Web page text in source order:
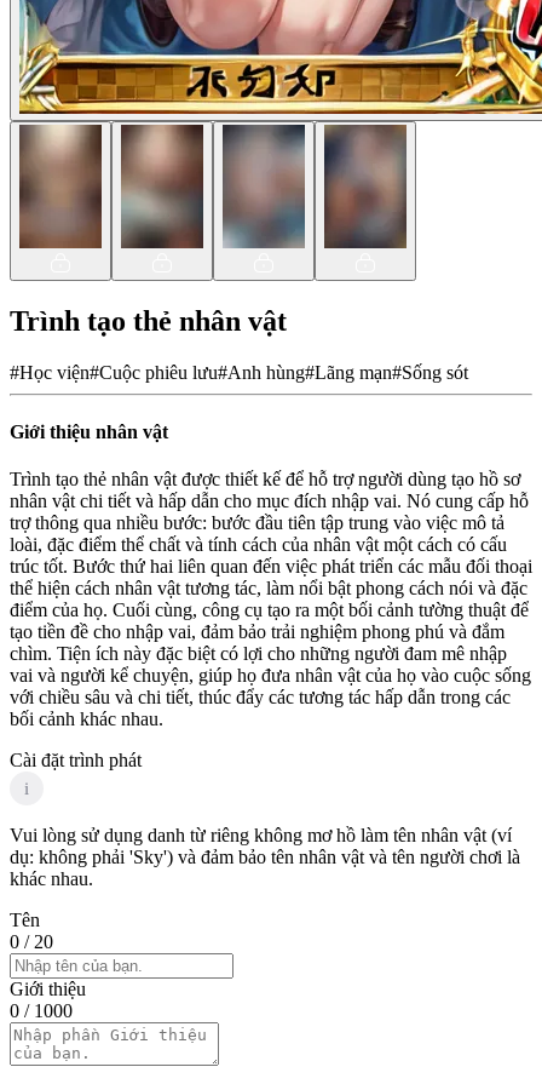
Trình tạo thẻ nhân vật
#Học viện#Cuộc phiêu lưu#Anh hùng#Lãng mạn#Sống sót
Giới thiệu nhân vật
Trình tạo thẻ nhân vật được thiết kế để hỗ trợ người dùng tạo hồ sơ
nhân vật chi tiết và hấp dẫn cho mục đích nhập vai. Nó cung cấp hỗ
trợ thông qua nhiều bước: bước đầu tiên tập trung vào việc mô tả
loài, đặc điểm thể chất và tính cách của nhân vật một cách có cấu
trúc tốt. Bước thứ hai liên quan đến việc phát triển các mẫu đối thoại
thể hiện cách nhân vật tương tác, làm nổi bật phong cách nói và đặc
điểm của họ. Cuối cùng, công cụ tạo ra một bối cảnh tường thuật để
tạo tiền đề cho nhập vai, đảm bảo trải nghiệm phong phú và đắm
chìm. Tiện ích này đặc biệt có lợi cho những người đam mê nhập
vai và người kể chuyện, giúp họ đưa nhân vật của họ vào cuộc sống
với chiều sâu và chi tiết, thúc đẩy các tương tác hấp dẫn trong các
bối cảnh khác nhau.
Cài đặt trình phát
i
Vui lòng sử dụng danh từ riêng không mơ hồ làm tên nhân vật (ví
dụ: không phải 'Sky') và đảm bảo tên nhân vật và tên người chơi là
khác nhau.
Tên
0 / 20
Giới thiệu
0 / 1000